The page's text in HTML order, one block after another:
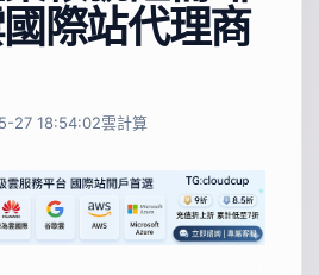
際站代理商
27 18:54:02雲計算